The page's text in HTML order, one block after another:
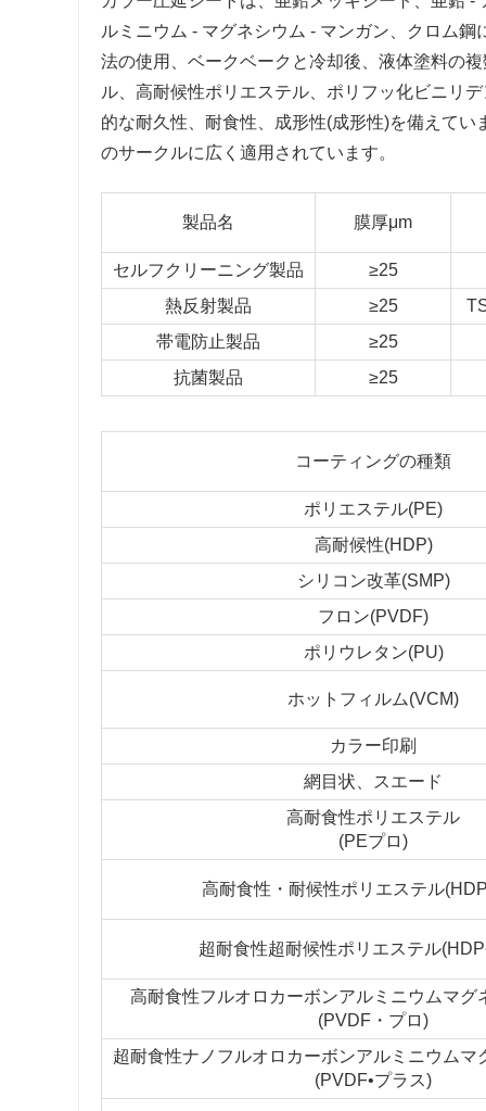
ルミニウム - マグネシウム - マンガン、クロム
法の使用、ベークベークと冷却後、液体塗料の
ル、高耐候性ポリエステル、ポリフッ化ビニリ
的な耐久性、耐食性、成形性(成形性)を備えて
のサークルに広く適用されています。
製品名 膜厚μm
セルフクリーニング製品
≥25
熱反射製品
≥25
帯電防止製品
≥25
抗菌製品
≥25
コーティングの種類
ポリエステル(PE)
高耐候性(HDP)
シリコン改革(SMP)
フロン(PVDF)
ポリウレタン(PU)
ホットフィルム(VCM)
カラー印刷
網目状、スエード
高耐食性ポリエステル
(PEプロ)
高耐食性・耐候性ポリエステル
超耐食性超耐候性ポリエステル
高耐食性フルオロカーボンアルミニウムマグ
(PVDF・プロ)
超耐食性ナノフルオロカーボンアルミニウムマ
(PVDF•プラス)